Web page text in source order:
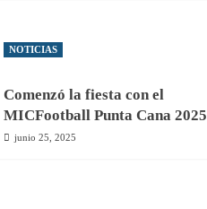
NOTICIAS
Comenzó la fiesta con el
MICFootball Punta Cana 2025
junio 25, 2025